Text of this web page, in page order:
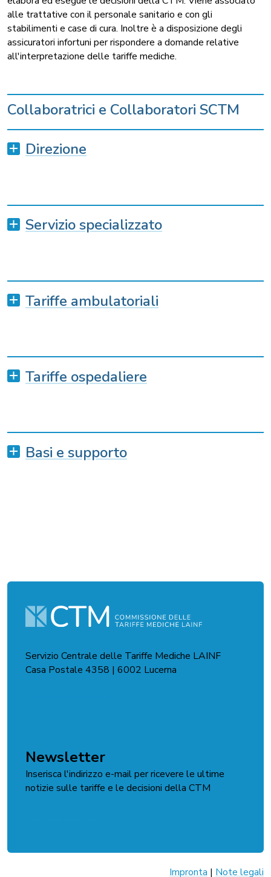
alle trattative con il personale sanitario e con gli
stabilimenti e case di cura. Inoltre è a disposizione degli
assicuratori infortuni per rispondere a domande relative
all'interpretazione delle tariffe mediche.
Collaboratrici e Collaboratori SCTM
Direzione
Servizio specializzato
Tariffe ambulatoriali
Tariffe ospedaliere
Basi e supporto
Servizio Centrale delle Tariffe Mediche LAINF
Casa Postale 4358 | 6002 Lucerna
Newsletter
Inserisca l'indirizzo e-mail per ricevere le ultime
notizie sulle tariffe e le decisioni della CTM
Impronta | Note legali